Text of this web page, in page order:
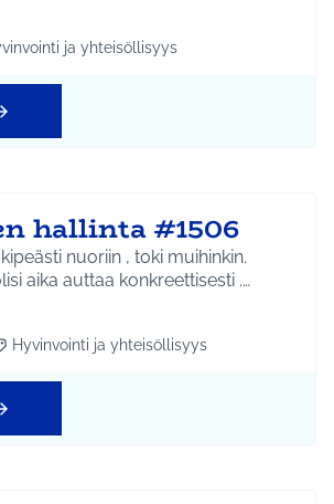
mukaan: Riihikallio
tulokset teeman mukaan: Hyvinvointi ja
ja yhteisöllisyys
hallinta #1506
nuoriin , toki muihinkin.
aika auttaa konkreettisesti .…
mukaan: Koko Tuusula
tulokset teeman mukaan: Hyvinvointi ja
Hyvinvointi ja yhteisöllisyys